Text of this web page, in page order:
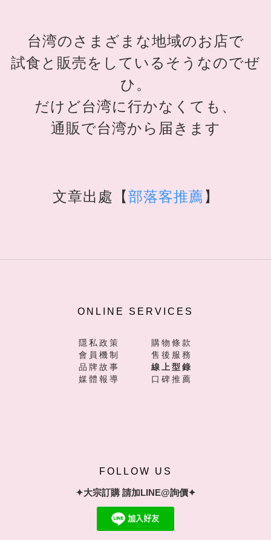
台湾のさまざまな地域のお店で
試食と販売をしているそうなのでぜ
ひ。
だけど台湾に行かなくても、
通販で台湾から届きます
文章出處【部落客推薦 】
ONLINE SERVICES
隱私政策
購物條款
會員機制
售後服務
品牌故事
線上型錄
媒體報導
口碑推薦
FOLLOW US
✦大宗訂購 請加LINE@詢價✦